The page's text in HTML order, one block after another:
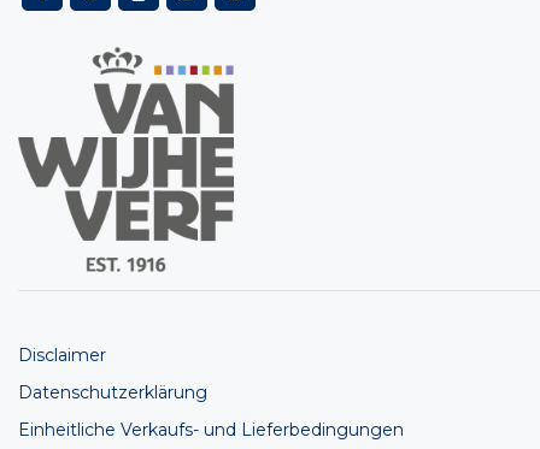
Disclaimer
Datenschutzerklärung
Einheitliche Verkaufs- und Lieferbedingungen